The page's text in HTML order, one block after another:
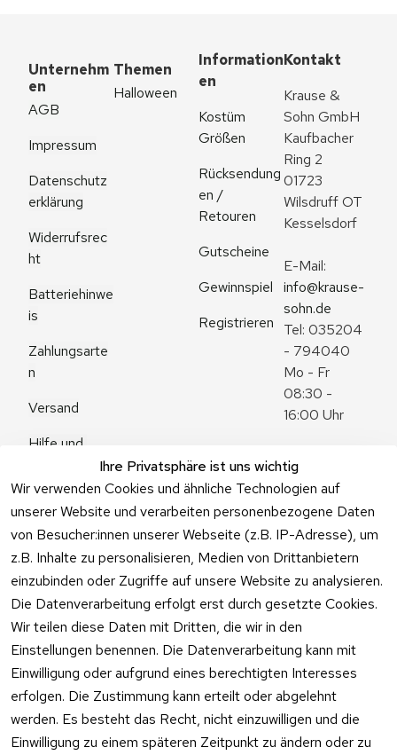
Ihre Privatsphäre ist uns wichtig
Wir verwenden Cookies und ähnliche Technologien auf
unserer Website und verarbeiten personenbezogene Daten
von Besucher:innen unserer Webseite (z.B. IP-Adresse), um
z.B. Inhalte zu personalisieren, Medien von Drittanbietern
einzubinden oder Zugriffe auf unsere Website zu analysieren.
Die Datenverarbeitung erfolgt erst durch gesetzte Cookies.
Wir teilen diese Daten mit Dritten, die wir in den
Einstellungen benennen. Die Datenverarbeitung kann mit
Einwilligung oder aufgrund eines berechtigten Interesses
erfolgen. Die Zustimmung kann erteilt oder abgelehnt
werden. Es besteht das Recht, nicht einzuwilligen und die
Einwilligung zu einem späteren Zeitpunkt zu ändern oder zu
Unternehm
en
AGB
Impressum
Datenschutz
erklärung
Widerrufsrec
ht
Batteriehinwe
is
Zahlungsarte
n
Versand
Hilfe und
Fragen
Themen
Halloween
Information
en
Kostüm
Größen
Rücksendung
en /
Retouren
Gutscheine
Gewinnspiel
Registrieren
Kontakt
Krause &
Sohn GmbH
Kaufbacher
Ring 2
01723
Wilsdruff OT
Kesselsdorf
info@krause-
sohn.de
Tel: 035204
- 794040
Mo - Fr
08:30 -
16:00 Uhr
Zum
Kontaktformu
lar
Vertrag
widerrufen